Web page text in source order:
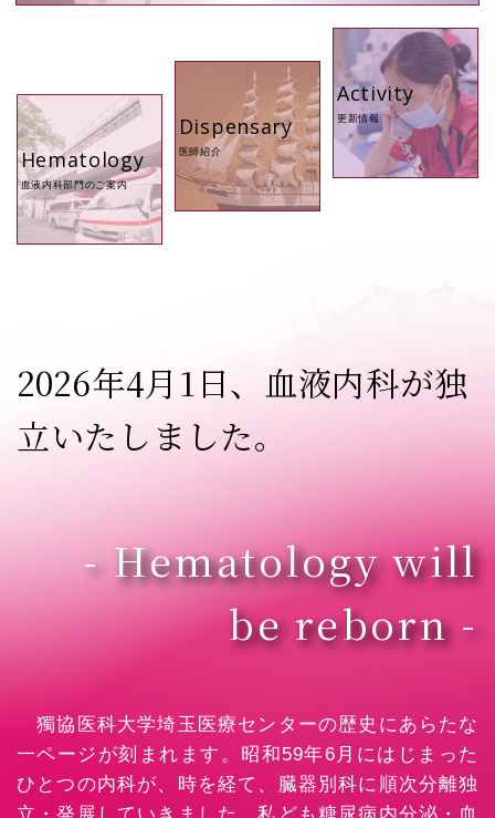
Hematology
血液内科部門のご案内
Dispensary
医師紹介
Activity
更新情報
2026年4月1日、血液内科が独
立いたしました。
- Hematology will
be reborn -
獨協医科大学埼玉医療センターの歴史にあらたな
一ページが刻まれます。昭和59年6月にはじまった
ひとつの内科が、時を経て、臓器別科に順次分離独